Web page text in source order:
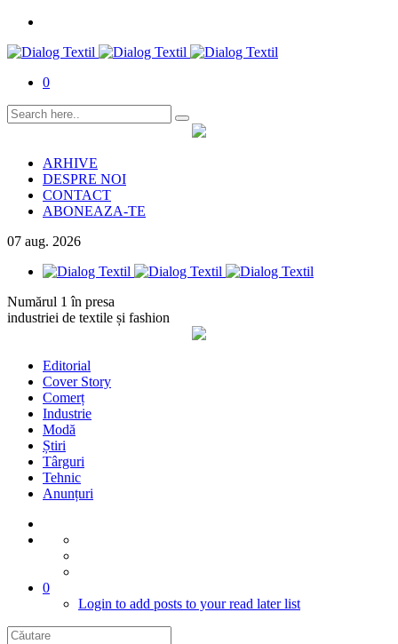
0
ARHIVE
DESPRE NOI
CONTACT
ABONEAZA-TE
07 aug. 2026
Numărul 1 în presa
industriei de textile și fashion
Editorial
Cover Story
Comerț
Industrie
Modă
Știri
Târguri
Tehnic
Anunțuri
0
Login to add posts to your read later list